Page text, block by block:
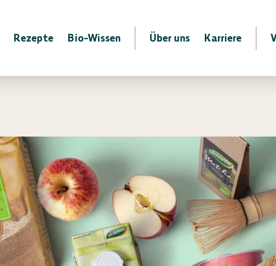
Rezepte Bio-Wissen Über uns Karriere